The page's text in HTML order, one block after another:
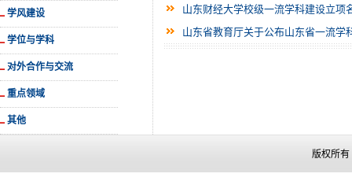
学风建设
学位与学科
对外合作与交流
重点领域
其他
山东财经大学校级一流学科建设立项
山东省教育厅关于公布山东省一流学
版权所